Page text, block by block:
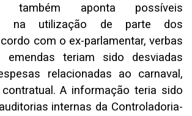
também aponta possíveis
na utilização de parte dos
com o ex-parlamentar, verbas
emendas teriam sido desviadas
relacionadas ao carnaval,
A informação teria sido
internas da Controladoria-